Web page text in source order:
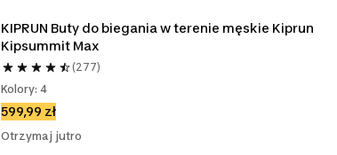
KIPRUN Buty do biegania w terenie męskie Kiprun
Kipsummit Max
(277)
Kolory: 4
599,99 zł
Otrzymaj jutro